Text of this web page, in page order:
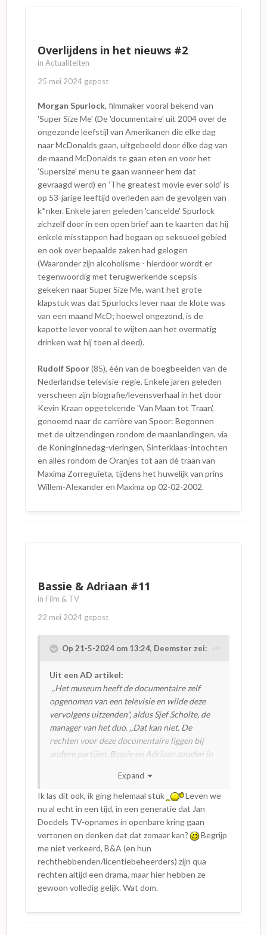
lunchroom. Ja hoor, allemaal aan tafel en een
plaats voor mij beschikbaar tussen de
regisseur KJ en Meneer Sjon... Ik ging snel
Nieuw sjaaltje?
We knikten elkaar vriendelijk toe en ik vroeg
dus maar meteen even aan Meneer Sjon;
´´Zeg Sjon,...wat vind je van mijn nieuw
sjaaltje?´´ Ik hoorde nog net: ´´Ooohh...
heéééél mooi...´´, maar de Boa Constrictor
bewoog...het koppie kwam zichtbaar vanuit
mijn jasje,... toen een wat ijselijk gegil...en snel
een paar stoelen naast me leeg. De slang is
weer veilig in het rieten mandje gelegd en
voor Meneer Sjon heb ik een borreltje
ingeschonken. Hij is mijn RTL held.
Overlijdens in het nieuws #2
in Actualiteiten
25 mei 2024 gepost
Morgan Spurlock, filmmaker vooral bekend van
'Super Size Me' (De 'documentaire' uit 2004 over de
ongezonde leefstijl van Amerikanen die elke dag
naar McDonalds gaan, uitgebeeld door élke dag van
de maand McDonalds te gaan eten en voor het
'Supersize' menu te gaan wanneer hem dat
gevraagd werd) en 'The greatest movie ever sold' is
op 53-jarige leeftijd overleden aan de gevolgen van
k*nker. Enkele jaren geleden 'cancelde' Spurlock
zichzelf door in een open brief aan te kaarten dat hij
enkele misstappen had begaan op seksueel gebied
en ook over bepaalde zaken had gelogen
(Waaronder zijn alcoholisme - hierdoor wordt er
tegenwoordig met terugwerkende scepsis
gekeken naar Super Size Me, want het grote
klapstuk was dat Spurlocks lever naar de klote was
van een maand McD; hoewel ongezond, is de
kapotte lever vooral te wijten aan het overmatig
drinken wat hij toen al deed).
Rudolf Spoor(85), één van de boegbeelden van de
Nederlandse televisie-regie. Enkele jaren geleden
verscheen zijn biografie/levensverhaal in het door
Kevin Kraan opgetekende 'Van Maan tot Traan',
genoemd naar de carrière van Spoor: Begonnen
met de uitzendingen rondom de maanlandingen, via
de Koninginnedag-vieringen, Sinterklaas-intochten
en alles rondom de Oranjes tot aan dé traan van
Maxima Zorreguieta, tijdens het huwelijk van prins
Willem-Alexander en Maxima op 02-02-2002.
Bassie & Adriaan #11
in Film & TV
22 mei 2024 gepost
Op 21-5-2024 om 13:24, Deemster zei:
Uit een AD artikel:
,,Het museum heeft de documentaire zelf
opgenomen van een televisie en wilde deze
vervolgens uitzenden", aldus Sjef Scholte, de
manager van het duo. ,,Dat kan niet. De
rechten voor deze documentaire liggen bij
andere partijen. Bassie en Adriaan zouden in
de beelden wel in het openbaar zou laten zien.”
Ah. Uit het artikel dat kevin81 plaatste
maakte ik op dat het hier ging om eigen
materiaal van dat museum, maar ze hebben
dus gewoon letterlijk Een Schat
aan Herinneringen opgenomen
Expand
Ik las dit ook, ik ging helemaal stuk
Leven we
nu al echt in een tijd, in een generatie dat Jan
Doedels TV-opnames in openbare kring gaan
vertonen en denken dat dat zomaar kan?
Begrijp
me niet verkeerd, B&A (en hun
rechthebbenden/licentiebeheerders) zijn qua
rechten altijd een drama, maar hier hebben ze
gewoon volledig gelijk. Wat dom.